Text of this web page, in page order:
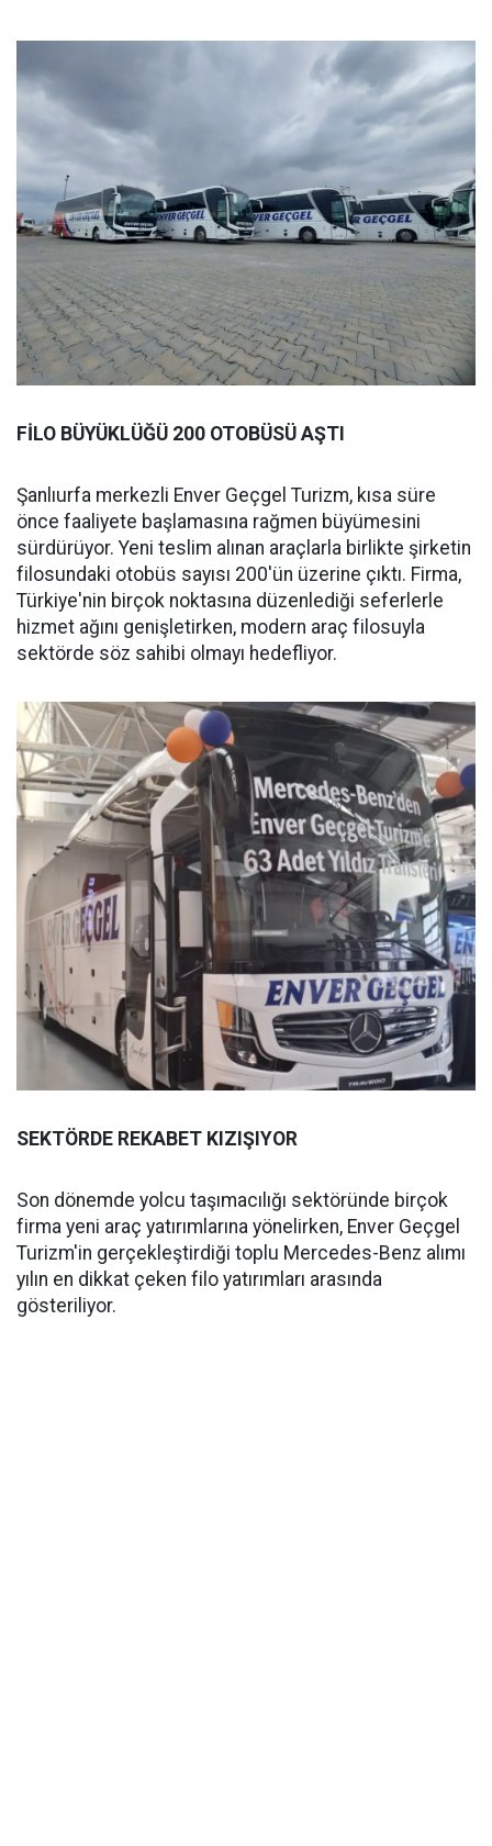
FİLO BÜYÜKLÜĞÜ 200 OTOBÜSÜ AŞTI
Şanlıurfa merkezli Enver Geçgel Turizm, kısa süre
önce faaliyete başlamasına rağmen büyümesini
sürdürüyor. Yeni teslim alınan araçlarla birlikte şirketin
filosundaki otobüs sayısı 200'ün üzerine çıktı. Firma,
Türkiye'nin birçok noktasına düzenlediği seferlerle
hizmet ağını genişletirken, modern araç filosuyla
sektörde söz sahibi olmayı hedefliyor.
SEKTÖRDE REKABET KIZIŞIYOR
Son dönemde yolcu taşımacılığı sektöründe birçok
firma yeni araç yatırımlarına yönelirken, Enver Geçgel
Turizm'in gerçekleştirdiği toplu Mercedes-Benz alımı
yılın en dikkat çeken filo yatırımları arasında
gösteriliyor.